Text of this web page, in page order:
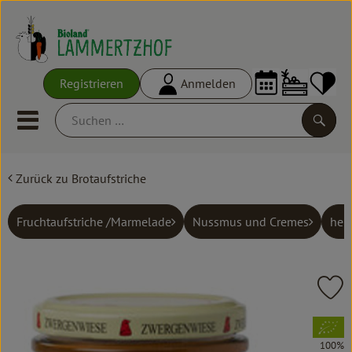
Registrieren Anmelden
Mobiles Menu öffnen oder
Ökokisten
Frisches
Großgebinde
Zurück zu Brotaufstriche
Fruchtaufstriche /Marmelade Nussmus und Cremes
, Verband:
100%